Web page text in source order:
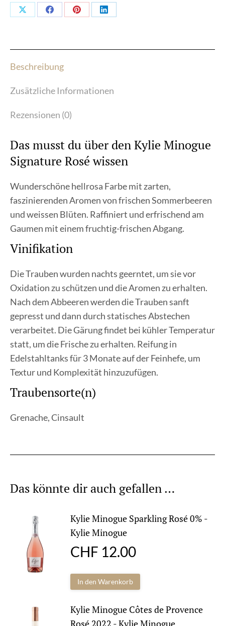
Kylie
Minogue
Share
Share
Share
Share
Beschreibung
Zusätzliche Informationen
Rezensionen (0)
Das musst du über den Kylie Minogue
Signature Rosé wissen
Wunderschöne hellrosa Farbe mit zarten,
faszinierenden Aromen vonfrischen Sommerbeeren
und weissen Blüten. Raffiniert underfrischend am
Gaumen mit einem fruchtig-frischen Abgang.
Vinifikation
Die Trauben wurden nachts geerntet, um sie vor
Oxidation zuschützen und die Aromen zu erhalten.
Nach dem Abbeeren werdendie Trauben sanft
gepresst und dann durch statisches Abstechen
verarbeitet. Die Gärung findet bei kühler Temperatur
statt, um dieFrische zu erhalten. Reifung in
Edelstahltanks für 3 Monate auf derFeinhefe, um
Textur und Komplexität hinzuzufügen.
Traubensorte(n)
Grenache, Cinsault
Das könnte dir auch gefallen …
Kylie Minogue Sparkling Rosé 0% -
Kylie Minogue
CHF 12.00
In den Warenkorb
Kylie Minogue Côtes de Provence